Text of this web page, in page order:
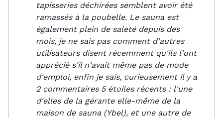
tapisseries déchirées semblent avoir été
ramassés à la poubelle. Le sauna est
également plein de saleté depuis des
mois, je ne sais pas comment d'autres
utilisateurs disent récemment qu'ils l'ont
apprécié s'il n'avait même pas de mode
d'emploi, enfin je sais, curieusement il y a
2 commentaires 5 étoiles récents : l'une
d'elles de la gérante elle-même de la
maison de sauna (Ybel), et une autre de